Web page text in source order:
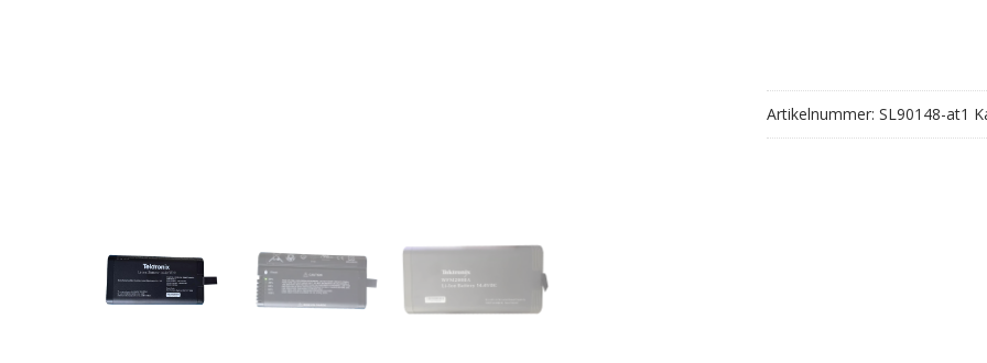
00
Menge
Artikelnummer: SL90148-at1